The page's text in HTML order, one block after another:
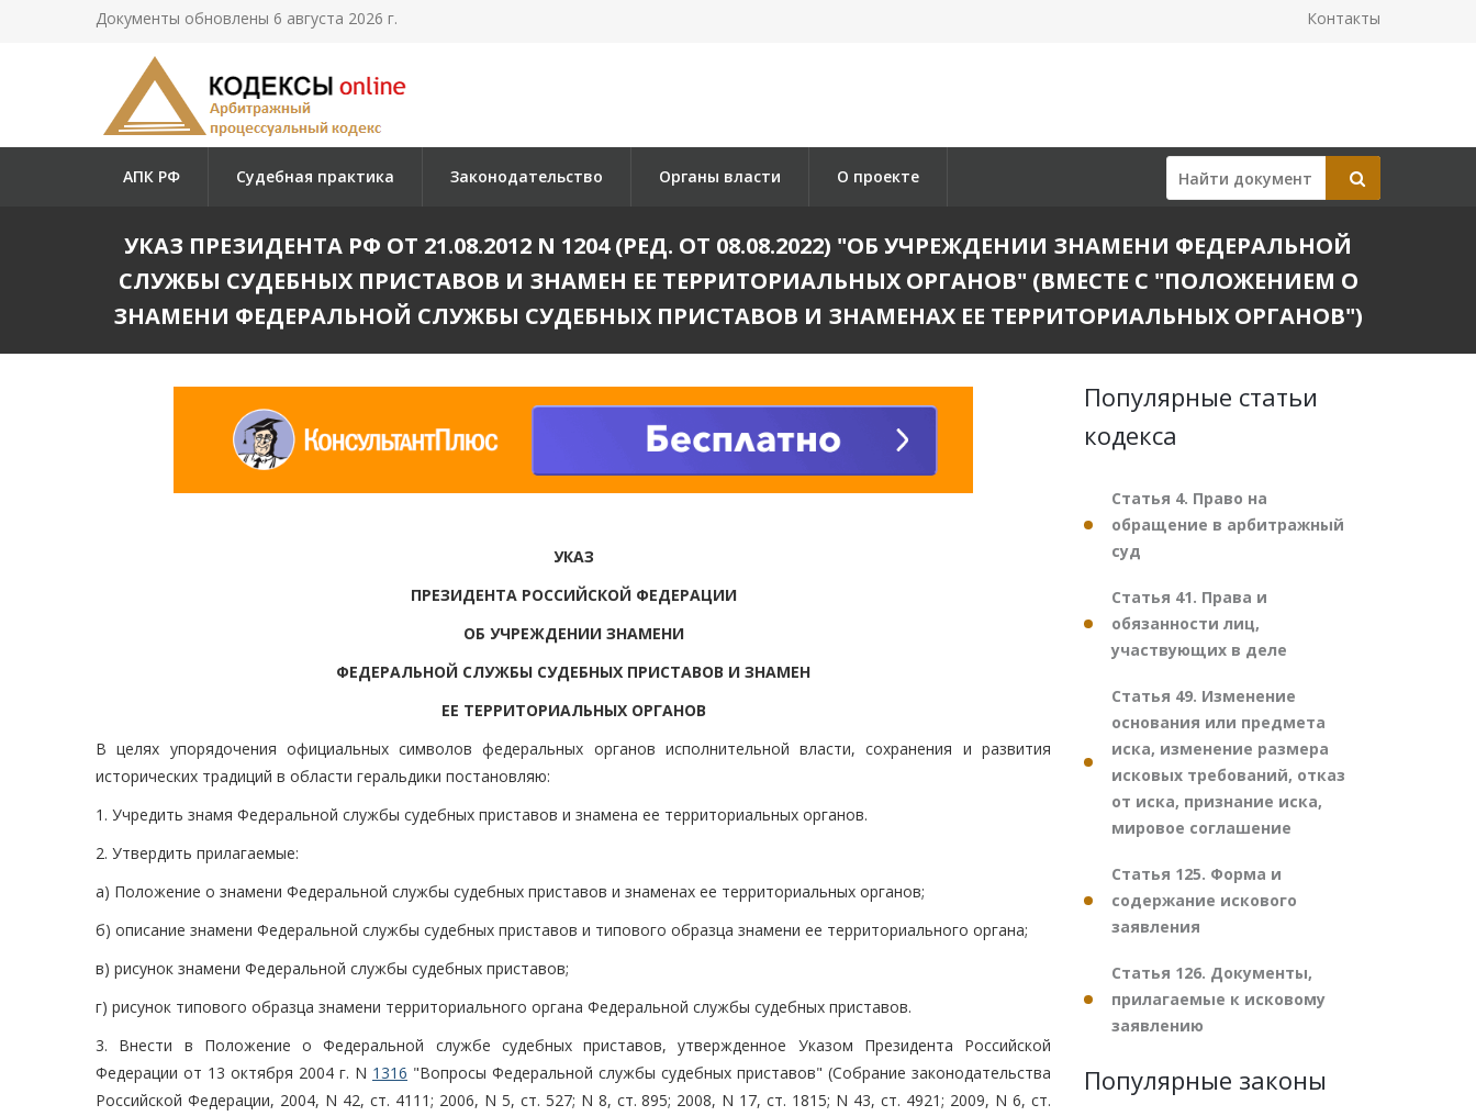
Документы обновлены 6 августа 2026 г. Контакты
АПК РФ Судебная практика Законодательство Органы власти О проекте
УКАЗ ПРЕЗИДЕНТА РФ ОТ 21.08.2012 N 1204 (РЕД. ОТ 08.08.2022) "ОБ УЧРЕЖДЕНИИ ЗНАМЕНИ ФЕДЕРАЛЬНОЙ
СЛУЖБЫ СУДЕБНЫХ ПРИСТАВОВ И ЗНАМЕН ЕЕ ТЕРРИТОРИАЛЬНЫХ ОРГАНОВ" (ВМЕСТЕ С "ПОЛОЖЕНИЕМ О
ЗНАМЕНИ ФЕДЕРАЛЬНОЙ СЛУЖБЫ СУДЕБНЫХ ПРИСТАВОВ И ЗНАМЕНАХ ЕЕ ТЕРРИТОРИАЛЬНЫХ ОРГАНОВ")
УКАЗ
ПРЕЗИДЕНТА РОССИЙСКОЙ ФЕДЕРАЦИИ
ОБ УЧРЕЖДЕНИИ ЗНАМЕНИ
ФЕДЕРАЛЬНОЙ СЛУЖБЫ СУДЕБНЫХ ПРИСТАВОВ И ЗНАМЕН
ЕЕ ТЕРРИТОРИАЛЬНЫХ ОРГАНОВ
В целях упорядочения официальных символов федеральных органов исполнительной власти, сохранения и развития
исторических традиций в области геральдики постановляю:
1. Учредить знамя Федеральной службы судебных приставов и знамена ее территориальных органов.
2. Утвердить прилагаемые:
а) Положение о знамени Федеральной службы судебных приставов и знаменах ее территориальных органов;
б) описание знамени Федеральной службы судебных приставов и типового образца знамени ее территориального органа;
в) рисунок знамени Федеральной службы судебных приставов;
г) рисунок типового образца знамени территориального органа Федеральной службы судебных приставов.
3. Внести в Положение о Федеральной службе судебных приставов, утвержденное Указом Президента Российской
Федерации от 13 октября 2004 г. N 1316 "Вопросы Федеральной службы судебных приставов" (Собрание законодательства
Российской Федерации, 2004, N 42, ст. 4111; 2006, N 5, ст. 527; N 8, ст. 895; 2008, N 17, ст. 1815; N 43, ст. 4921; 2009, N 6, ст.
Популярные статьи
кодекса
Статья 4. Право на
обращение в арбитражный
суд
Статья 41. Права и
обязанности лиц,
участвующих в деле
Статья 49. Изменение
основания или предмета
иска, изменение размера
исковых требований, отказ
от иска, признание иска,
мировое соглашение
Статья 125. Форма и
содержание искового
заявления
Статья 126. Документы,
прилагаемые к исковому
заявлению
Популярные законы